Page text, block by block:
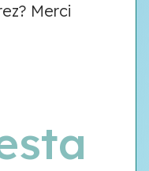
Merci